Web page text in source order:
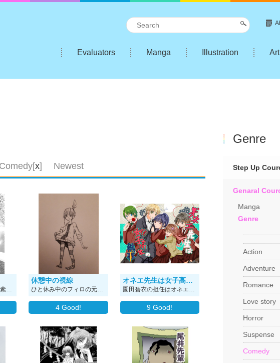
Evaluators Manga Illustration
x] Newest
素材アカウント様から素材をお借りして描いた漫画や 落書きの漫画置き場です｡ ※素材アカウント様からのは素材様からと描きます※
休憩中の視線
ひと休み中のフィロの元に現れた謎の覆面たち。 その目的とは！？
4Good!
オネエ先生は女子高生の執事
園田碧衣の担任はオネエな先生、実は彼女の執事でもあるんです そんな、高校と園田家のお屋敷で繰り広げられるほのぼのでたまにガチシリアスなお話
9 Good!
Genre
Step Up
Genaral
Manga
Genre
Action
Adventure
Romance
Love story
Horror
Suspense
Comedy